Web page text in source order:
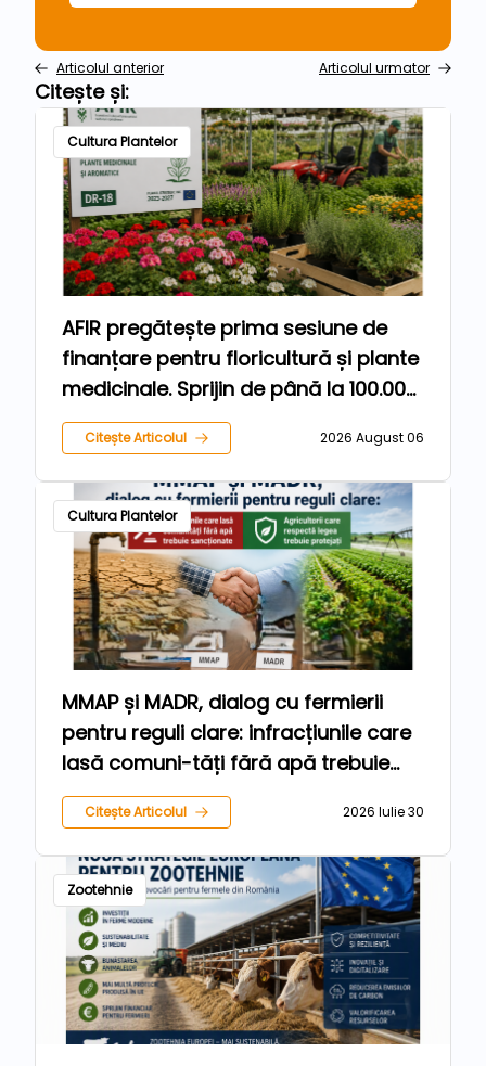
Articolul anterior Articolul urmator
Citește și:
Cultura Plantelor
AFIR pregătește prima sesiune de
finanțare pentru floricultură și plante
medicinale. Sprijin de până la 100.000
de euro pentru fermieri
Citește Articolul 2026 August 06
Cultura Plantelor
MMAP și MADR, dialog cu fermierii
pentru reguli clare: infracțiunile care
lasă comuni-tăți fără apă trebuie
sancționate, iar agricultorii care
respectă legea trebuie protejați
Citește Articolul 2026 Iulie 30
Zootehnie